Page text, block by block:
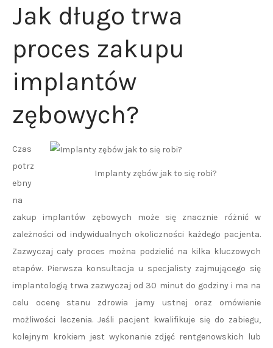
Jak długo trwa
proces zakupu
implantów
zębowych?
Implanty zębów jak to się robi?
Czas
potrz
ebny
na
zakup implantów zębowych może się znacznie różnić w
zależności od indywidualnych okoliczności każdego pacjenta.
Zazwyczaj cały proces można podzielić na kilka kluczowych
etapów. Pierwsza konsultacja u specjalisty zajmującego się
implantologią trwa zazwyczaj od 30 minut do godziny i ma na
celu ocenę stanu zdrowia jamy ustnej oraz omówienie
możliwości leczenia. Jeśli pacjent kwalifikuje się do zabiegu,
kolejnym krokiem jest wykonanie zdjęć rentgenowskich lub